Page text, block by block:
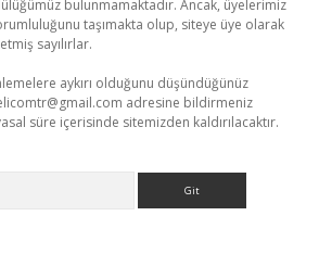
bulunmamaktadır. Ancak, üyelerimiz
taşımakta olup, siteye üye olarak
sayılırlar.
aykırı olduğunu düşündüğünüz
adresine bildirmeniz
süre içerisinde sitemizden kaldırılacaktır.